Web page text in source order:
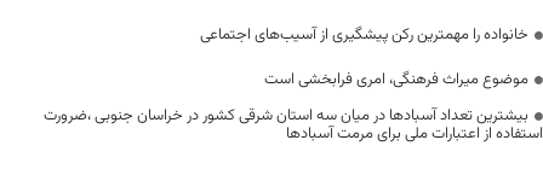
خانواده را مهمترین رکن پیشگیری از آسیب‌های اجتماعی
موضوع میراث فرهنگی، امری فرابخشی است
بیشترین تعداد آسبادها در میان سه استان شرقی کشور در خراسان جنوبی ،ضرورت
استفاده از اعتبارات ملی برای مرمت آسبادها